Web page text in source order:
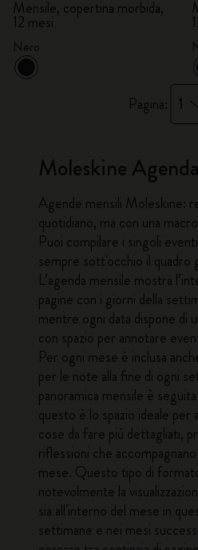
Mensile, copertina morbida,
12 mesi
Pagina: 1
Moleskine
Agende mensili Moleskine:
quotidiano, ma con una
Puoi compilare i singoli
sempre sott'occhio il quadro
L’agenda mensile mostra
pagine con i giorni della
mentre ogni data dispone di
con spazio per annotare
Per ogni mese è inclusa
per le note alla fine di ogni
panoramica mensile è
questo è lo spazio ideale per
cose da fare più dettagliati,
riflessioni che
mese. Questo tipo di
notevolmente la
sia all'interno del mese in
settimane e nei mesi